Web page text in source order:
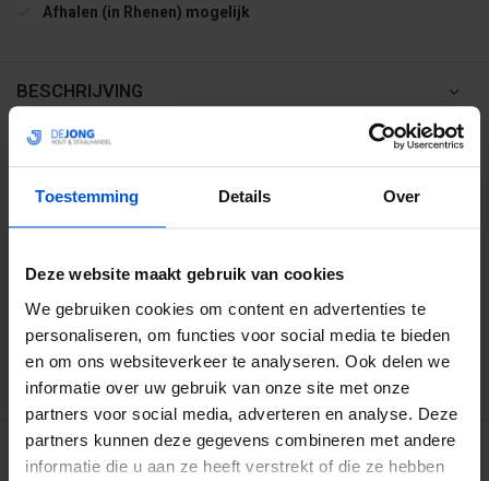
Toestemming Details Over
Deze website maakt gebruik van cookies
We gebruiken cookies om content en advertenties te
personaliseren, om functies voor social media te bieden
en om ons websiteverkeer te analyseren. Ook delen we
informatie over uw gebruik van onze site met onze
partners voor social media, adverteren en analyse. Deze
partners kunnen deze gegevens combineren met andere
informatie die u aan ze heeft verstrekt of die ze hebben
Afhalen (in Rhenen) mogelijk
BESCHRIJVING
WIJ HELPEN JE GRAAG
0317 358 228
info@dejonghandelsonderneming.nl
3194 klanten geven ons een 9.1 op
GERELATEERDE PRODUCTEN